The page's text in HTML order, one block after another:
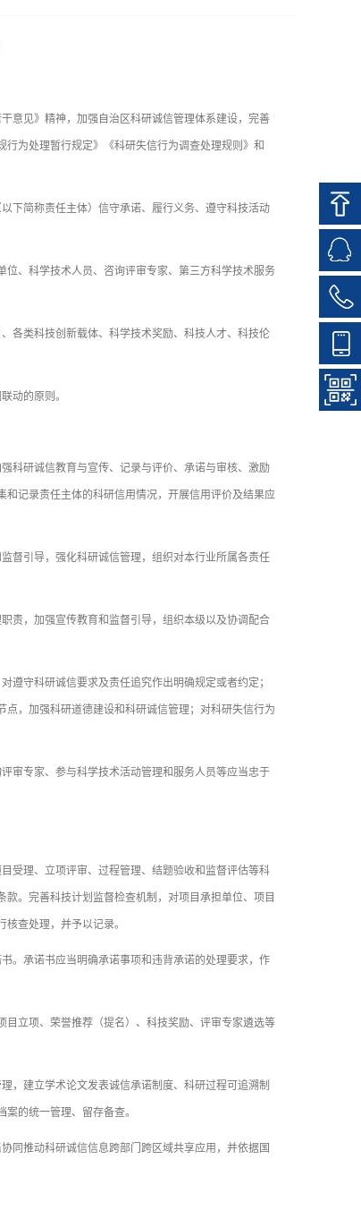
见》精神，加强自治区科研诚信管理体系建设，完善
为处理暂行规定》《科研失信行为调查处理规则》和
简称责任主体）信守承诺、履行义务、遵守科技活动
、科学技术人员、咨询评审专家、第三方科学技术服务
类科技创新载体、科学技术奖励、科技人才、科技伦
动的原则。
研诚信教育与宣传、记录与评价、承诺与审核、激励
记录责任主体的科研信用情况，开展信用评价及结果应
引导，强化科研诚信管理，组织对本行业所属各责任
，加强宣传教育和监督引导，组织本级以及协调配合
守科研诚信要求及责任追究作出明确规定或者约定；
，加强科研道德建设和科研诚信管理；对科研失信行为
专家、参与科学技术活动管理和服务人员等应当忠于
理、立项评审、过程管理、结题验收和监督评估等科
。完善科技计划监督检查机制，对项目承担单位、项目
查处理，并予以记录。
承诺书应当明确承诺事项和违背承诺的处理要求，作
立项、荣誉推荐（提名）、科技奖励、评审专家遴选等
建立学术论文发表诚信承诺制度、科研过程可追溯制
的统一管理、留存备查。
推动科研诚信信息跨部门跨区域共享应用，并依据国